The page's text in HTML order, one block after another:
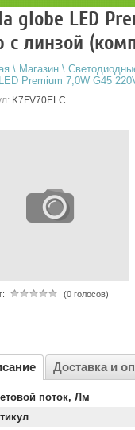
globe LED
с линзой
\ Магазин \
Premium 7,0W G45
K7FV70ELC
(0 голосов)
Доставка и
поток, Лм